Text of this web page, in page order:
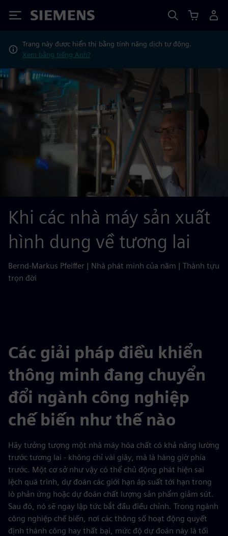
Siemens
Trang này được hiển thị bằng tính năng dịch tự động.
Xem bằng tiếng Anh?
Khi các nhà máy sản xuất
hình dung về tương lai
Bernd-Markus Pfeiffer | Nhà phát minh của năm | Thành tựu
trọn đời
Các giải pháp điều khiển
thông minh đang chuyển
đổi ngành công nghiệp
chế biến như thế nào
Hãy tưởng tượng một nhà máy hóa chất có khả năng lường
trước tương lai - không chỉ vài giây, mà là hàng giờ phía
trước. Một cơ sở như vậy có thể chủ động phát hiện sai
lệch quá trình, dự đoán các giới hạn áp suất tới hạn trong
lò phản ứng hoặc dự đoán chất lượng sản phẩm giảm sút.
Sau đó, nó sẽ ngay lập tức bắt đầu điều chỉnh. Trong ngành
công nghiệp chế biến, nơi các thông số hoạt động quyết
định thành công hay thất bại, mức độ dự đoán này là tối